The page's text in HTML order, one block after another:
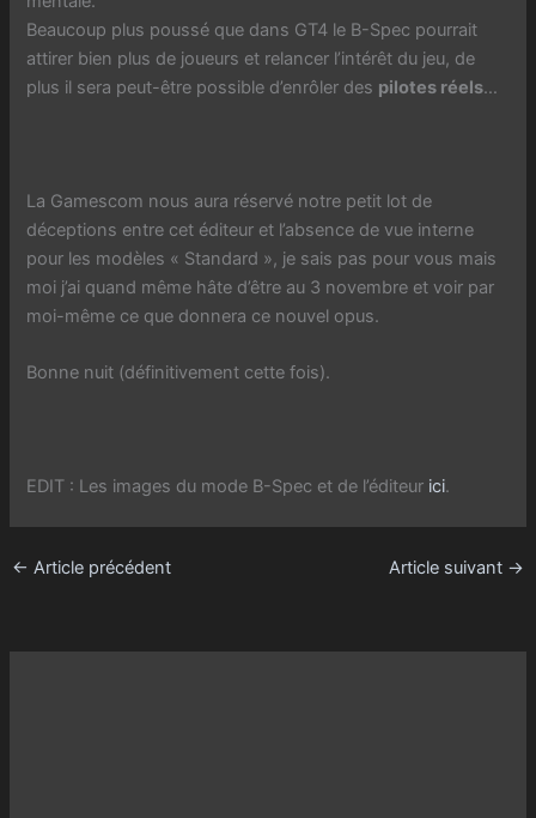
Beaucoup plus poussé que dans GT4 le B-Spec pourrait
attirer bien plus de joueurs et relancer l’intérêt du jeu, de
plus il sera peut-être possible d’enrôler des pilotes réels…
La Gamescom nous aura réservé notre petit lot de
déceptions entre cet éditeur et l’absence de vue interne
pour les modèles « Standard », je sais pas pour vous mais
moi j’ai quand même hâte d’être au 3 novembre et voir par
moi-même ce que donnera ce nouvel opus.
Bonne nuit (définitivement cette fois).
EDIT : Les images du mode B-Spec et de l’éditeur ici.
← Article précédent Article suivant →